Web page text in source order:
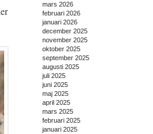
mars 2026
februari 2026
januari 2026
december 2025
november 2025
oktober 2025
september 2025
augusti 2025
juli 2025
juni 2025
maj 2025
april 2025
mars 2025
februari 2025
januari 2025